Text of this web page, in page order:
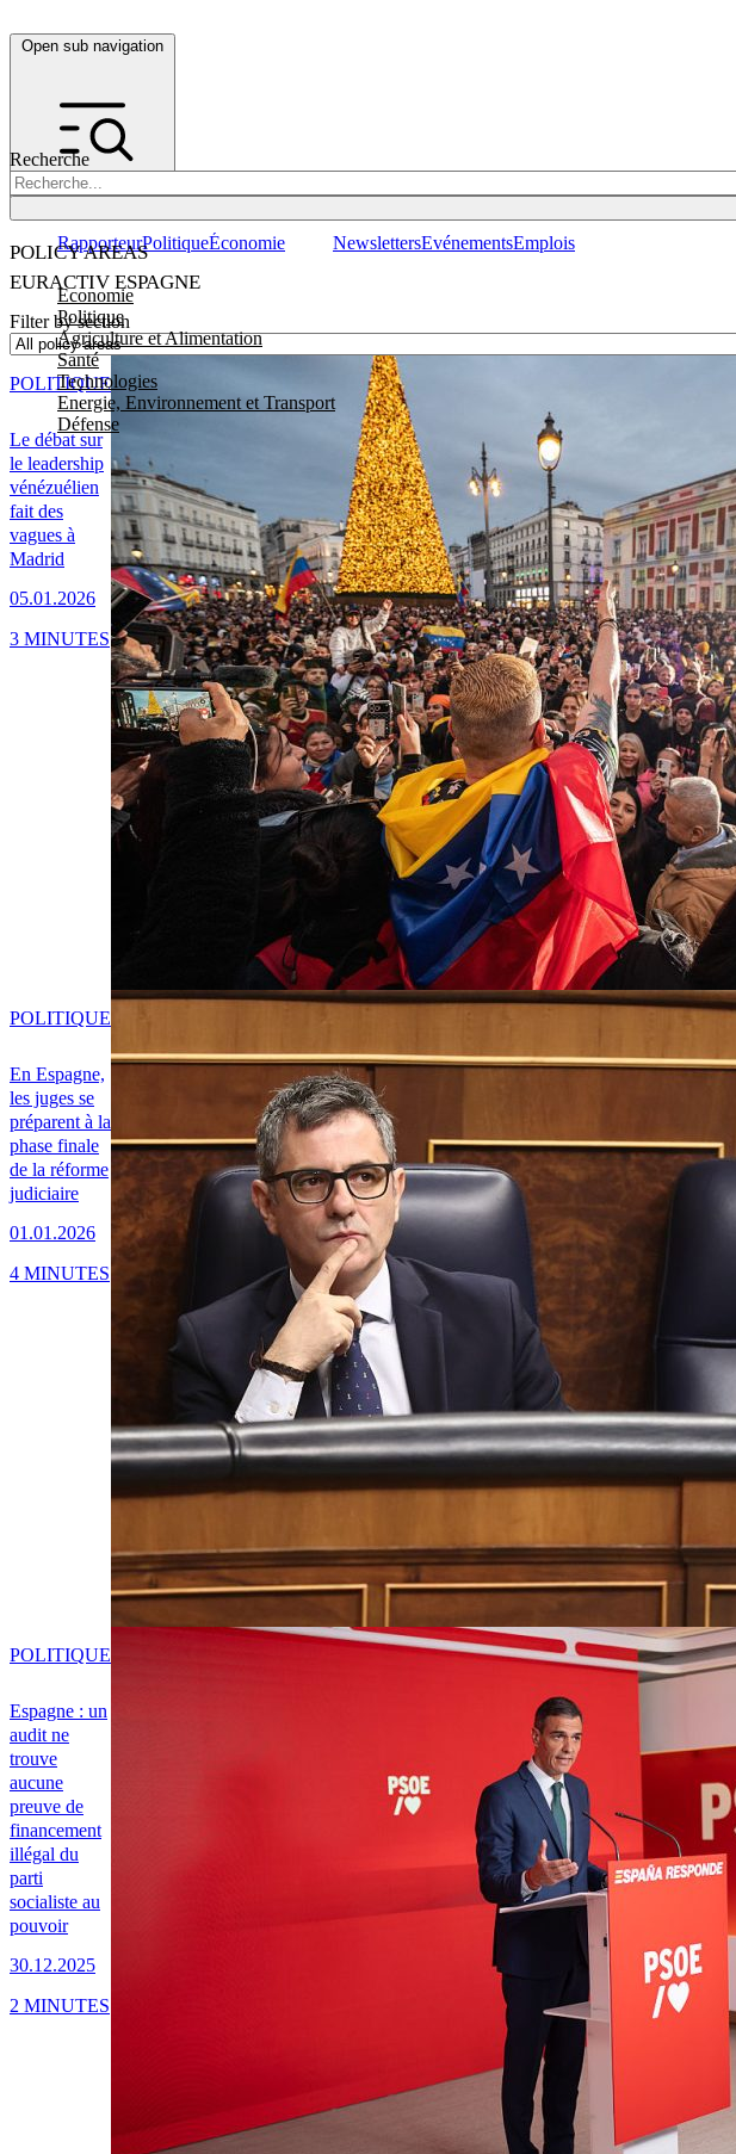
Open sub navigation
Recherche
POLICY AREAS
Economie
Politique
Agriculture et Alimentation
Santé
Technologies
Energie, Environnement et Transport
Défense
RapporteurPolitiqueÉconomie NewslettersEvénementsEmplois
EURACTIV ESPAGNE
Filter by section
Le débat sur
le leadership
vénézuélien
fait des
vagues à
Madrid
05.01.2026
POLITIQUE
3 MINUTES
En Espagne,
les juges se
préparent à la
phase finale
de la réforme
judiciaire
01.01.2026
POLITIQUE
4 MINUTES
Espagne : un
audit ne
trouve
aucune
preuve de
financement
illégal du
parti
socialiste au
pouvoir
30.12.2025
POLITIQUE
2 MINUTES